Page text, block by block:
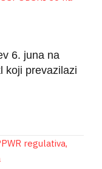
6. juna na
koji prevazilazi